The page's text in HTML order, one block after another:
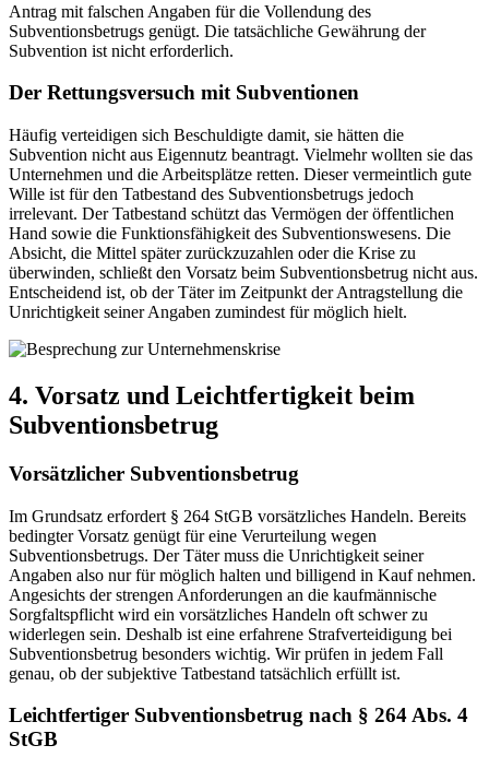
Antrag mit falschen Angaben für die Vollendung des
Subventionsbetrugs genügt. Die tatsächliche Gewährung der
Subvention ist nicht erforderlich.
Der Rettungsversuch mit Subventionen
Häufig verteidigen sich Beschuldigte damit, sie hätten die
Subvention nicht aus Eigennutz beantragt. Vielmehr wollten sie das
Unternehmen und die Arbeitsplätze retten. Dieser vermeintlich gute
Wille ist für den Tatbestand des Subventionsbetrugs jedoch
irrelevant. Der Tatbestand schützt das Vermögen der öffentlichen
Hand sowie die Funktionsfähigkeit des Subventionswesens. Die
Absicht, die Mittel später zurückzuzahlen oder die Krise zu
überwinden, schließt den Vorsatz beim Subventionsbetrug nicht aus.
Entscheidend ist, ob der Täter im Zeitpunkt der Antragstellung die
Unrichtigkeit seiner Angaben zumindest für möglich hielt.
4. Vorsatz und Leichtfertigkeit beim
Subventionsbetrug
Vorsätzlicher Subventionsbetrug
Im Grundsatz erfordert § 264 StGB vorsätzliches Handeln. Bereits
bedingter Vorsatz genügt für eine Verurteilung wegen
Subventionsbetrugs. Der Täter muss die Unrichtigkeit seiner
Angaben also nur für möglich halten und billigend in Kauf nehmen.
Angesichts der strengen Anforderungen an die kaufmännische
Sorgfaltspflicht wird ein vorsätzliches Handeln oft schwer zu
widerlegen sein. Deshalb ist eine erfahrene Strafverteidigung bei
Subventionsbetrug besonders wichtig. Wir prüfen in jedem Fall
genau, ob der subjektive Tatbestand tatsächlich erfüllt ist.
Leichtfertiger Subventionsbetrug nach § 264 Abs. 4
StGB